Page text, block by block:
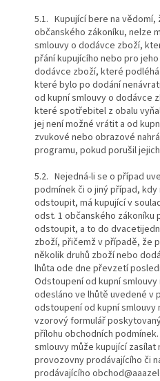
5.1. Kupující bere na vědomí,
občanského zákoníku, nelze
smlouvy o dodávce zboží,
přání kupujícího nebo pro
dodávce zboží, které
které bylo po dodání
od kupní smlouvy o dodávce
které spotřebitel z obalu
jej není možné vrátit a od
zvukové nebo obrazové
programu, pokud porušil
5.2. Nejedná-li se o případ
podmínek či o jiný případ,
odstoupit, má kupující v
odst. 1 občanského zákoníku
odstoupit, a to do
zboží, přičemž v případě, že
několik druhů zboží nebo
lhůta ode dne převzetí
Odstoupení od kupní
odesláno ve lhůtě uvedené v
odstoupení od kupní smlouvy
vzorový formulář
přílohu obchodních
smlouvy může kupující zasílat
provozovny prodávajícího či
prodávajícího